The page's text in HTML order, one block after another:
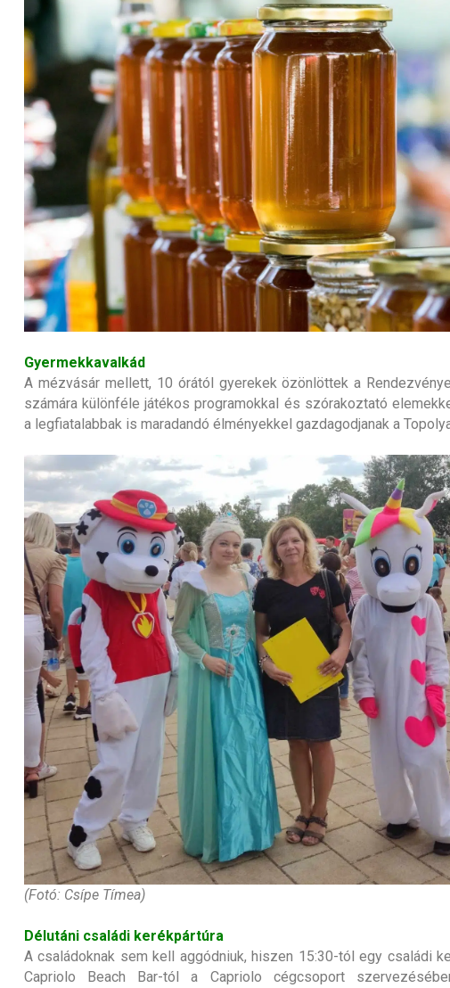
Gyermekkavalkád
A mézvásár mellett, 10 órától gyerekek özönlöttek a
számára különféle játékos programokkal és szórakoztató
a legfiatalabbak is maradandó élményekkel gazdagodjanak a
(Fotó: Csípe Tímea)
Délutáni családi kerékpártúra
A családoknak sem kell aggódniuk, hiszen 15:30-tól egy családi
Capriolo Beach Bar-tól a Capriolo cégcsoport